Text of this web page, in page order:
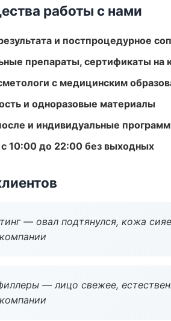
работы с нами
и постпроцедурное
препараты, сертификаты на
с медицинским
и одноразовые материалы
и индивидуальные
10:00 до 22:00 без выходных
— овал подтянулся, кожа
— лицо свежее,